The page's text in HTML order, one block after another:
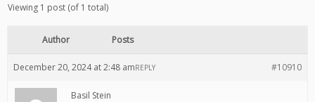
Viewing 1 post (of 1 total)
Author Posts
December 20, 2024 at 2:48 am #10910
REPLY
Basil Stein